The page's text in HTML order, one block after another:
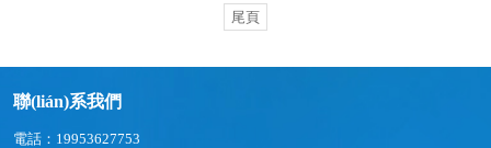
尾頁
聯(lián)系我們
電話：19953627753